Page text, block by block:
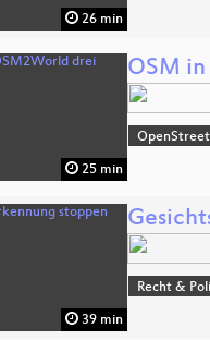
26 min
25 min
OSM
39 min
Recht &